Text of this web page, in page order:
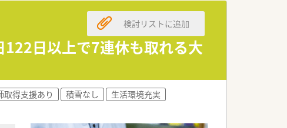
献する」という理念に共感できる方です。
専門業務に集中できる環境が整っていま
ため、現場への理解が非常に深いです。
がら働き続けられる温かい社風です。
早期に戦力として活躍されています。
て取り組んでいる方が多く在籍していま
122日以上で7連休も取れる大
検討リストに追加
取得支援あり 積雪なし
生活環境充実